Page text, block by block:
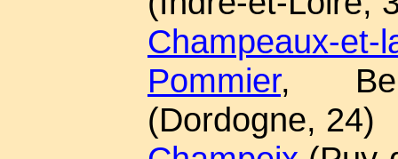
Champeaux-et-
Pommier,
(Dordogne, 24)